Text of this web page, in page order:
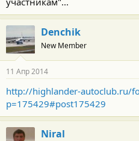
Denchik
New Member
11 Апр 2014
http://highlander-autoclub.ru/
p=175429#post175429
Niral